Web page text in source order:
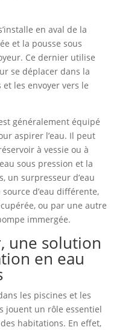
en aval de la
et la pousse sous
Ce dernier utilise
se déplacer dans la
les envoyer vers le
généralement équipé
aspirer l’eau. Il peut
à vessie ou à
sous pression et la
un surpresseur d’eau
d’eau différente,
ou par une autre
immergée.
une solution
en eau
les piscines et les
jouent un rôle essentiel
habitations. En effet,